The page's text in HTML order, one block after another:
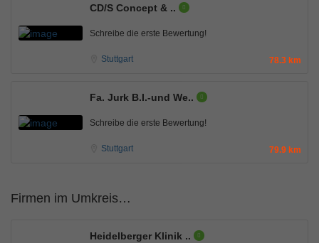
CD/S Concept & ..
Schreibe die erste Bewertung!
Stuttgart 78.3 km
Fa. Jurk B.I.-und We..
Schreibe die erste Bewertung!
Stuttgart 79.9 km
Firmen im Umkreis…
Heidelberger Klinik ..